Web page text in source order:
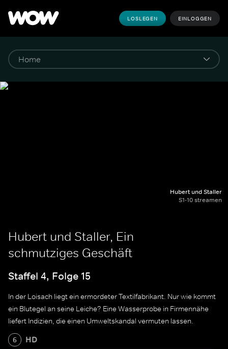
LOSLEGEN EINLOGGEN
Hubert und Staller
S1-10 streamen
Hubert und Staller, Ein
schmutziges Geschäft
Staffel 4, Folge 15
In der Loisach liegt ein ermordeter Textilfabrikant. Nur wie kommt
ein Blutegel an seine Leiche? Eine Wasserprobe in Firmennähe
liefert Indizien, die einen Umweltskandal vermuten lassen.
6 HD